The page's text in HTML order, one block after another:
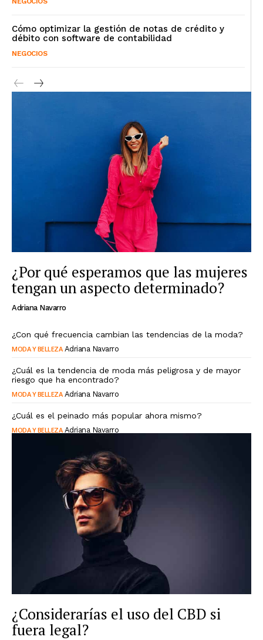
Cómo optimizar la gestión de notas de crédito y
débito con software de contabilidad
NEGOCIOS
¿Por qué esperamos que las mujeres
tengan un aspecto determinado?
Adriana Navarro
¿Con qué frecuencia cambian las tendencias de la moda?
MODA Y BELLEZA Adriana Navarro
¿Cuál es la tendencia de moda más peligrosa y de mayor
riesgo que ha encontrado?
MODA Y BELLEZA Adriana Navarro
¿Cuál es el peinado más popular ahora mismo?
MODA Y BELLEZA Adriana Navarro
¿Considerarías el uso del CBD si
fuera legal?